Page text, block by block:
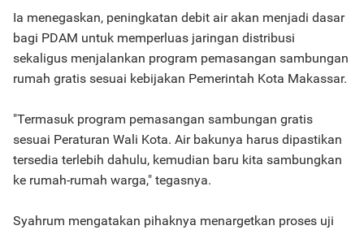
Ia menegaskan, peningkatan debit air akan menjadi dasar
bagi PDAM untuk memperluas jaringan distribusi
sekaligus menjalankan program pemasangan sambungan
rumah gratis sesuai kebijakan Pemerintah Kota Makassar.
"Termasuk program pemasangan sambungan gratis
sesuai Peraturan Wali Kota. Air bakunya harus dipastikan
tersedia terlebih dahulu, kemudian baru kita sambungkan
ke rumah-rumah warga," tegasnya.
Syahrum mengatakan pihaknya menargetkan proses uji